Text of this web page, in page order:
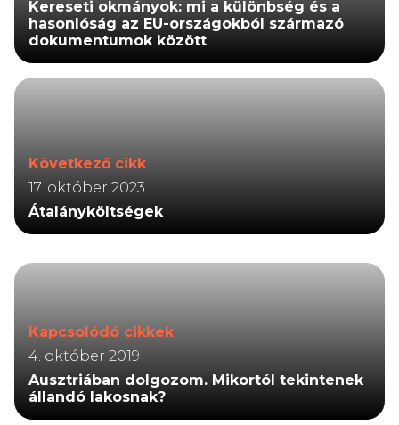
Kereseti okmányok: mi a különbség és a
hasonlóság az EU-országokból származó
dokumentumok között
Következő cikk
17. október 2023
Átalányköltségek
Kapcsolódó cikkek
4. október 2019
Ausztriában dolgozom. Mikortól tekintenek
állandó lakosnak?